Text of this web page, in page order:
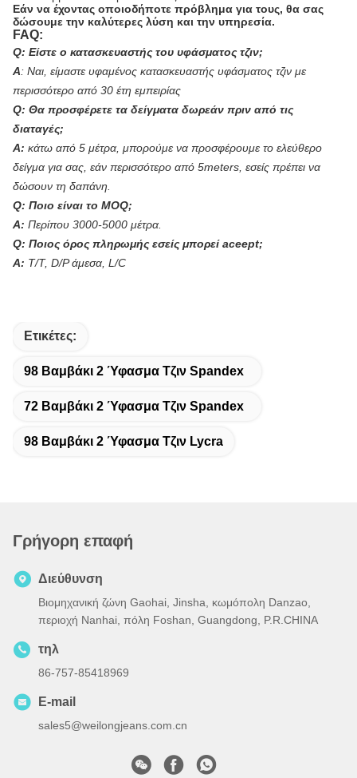
Εάν να έχοντας οποιοδήποτε πρόβλημα για τους, θα σας
δώσουμε την καλύτερες λύση και την υπηρεσία.
FAQ:
Q: Είστε ο κατασκευαστής του υφάσματος τζιν;
Α: Ναι, είμαστε υφαμένος κατασκευαστής υφάσματος τζιν με
περισσότερο από 30 έτη εμπειρίας
Q: Θα προσφέρετε τα δείγματα δωρεάν πριν από τις
διαταγές;
Α: κάτω από 5 μέτρα, μπορούμε να προσφέρουμε το ελεύθερο
δείγμα για σας, εάν περισσότερο από 5meters, εσείς πρέπει να
δώσουν τη δαπάνη.
Q: Ποιο είναι το MOQ;
Α: Περίπου 3000-5000 μέτρα.
Q: Ποιος όρος πληρωμής εσείς μπορεί aceept;
Α: T/T, D/P άμεσα, L/C
Ετικέτες:
98 Βαμβάκι 2 Ύφασμα Τζιν Spandex
72 Βαμβάκι 2 Ύφασμα Τζιν Spandex
98 Βαμβάκι 2 Ύφασμα Τζιν Lycra
Γρήγορη επαφή
Διεύθυνση
Βιομηχανική ζώνη Gaohai, Jinsha, κωμόπολη Danzao,
περιοχή Nanhai, πόλη Foshan, Guangdong, P.R.CHINA
τηλ
86-757-85418969
E-mail
sales5@weilongjeans.com.cn